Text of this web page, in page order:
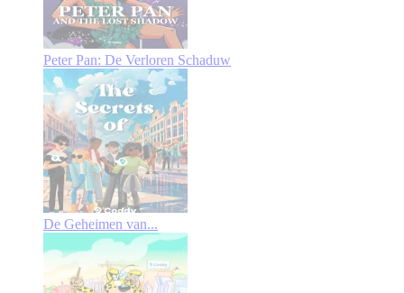
Peter Pan: De Verloren Schaduw
De Geheimen van...